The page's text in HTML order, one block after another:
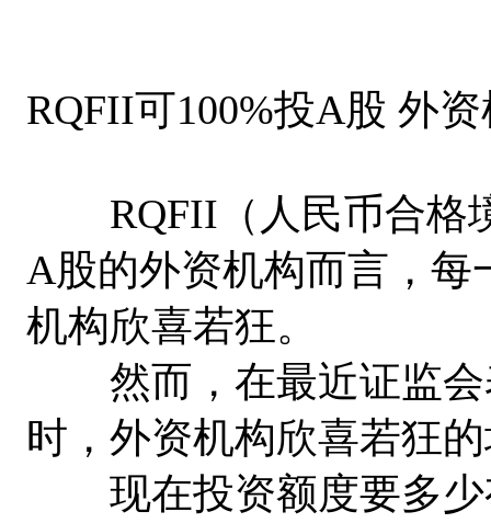
RQFII可100%投A股 外
RQFII（人民币合格
A股的外资机构而言，
机构欣喜若狂。
然而，在最近证监会
时，外资机构欣喜若狂
现在投资额度要多少